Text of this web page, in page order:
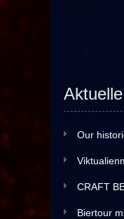
Our
CRAFT
Biertour